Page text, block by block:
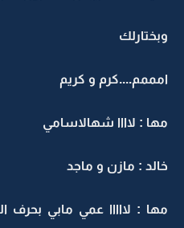
وبختارلك
امممم....كرم و كريم
مها : لاااا شهالاسامي
خالد : مازن و ماجد
مها : لااااا عمي مابي بحرف